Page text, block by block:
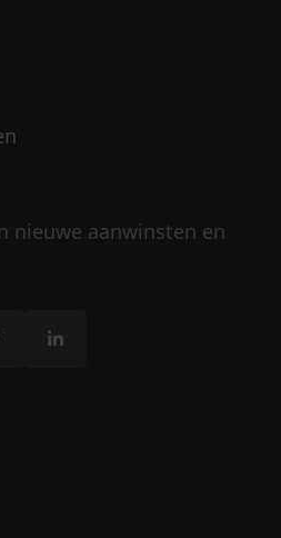
nieuwe aanwinsten en